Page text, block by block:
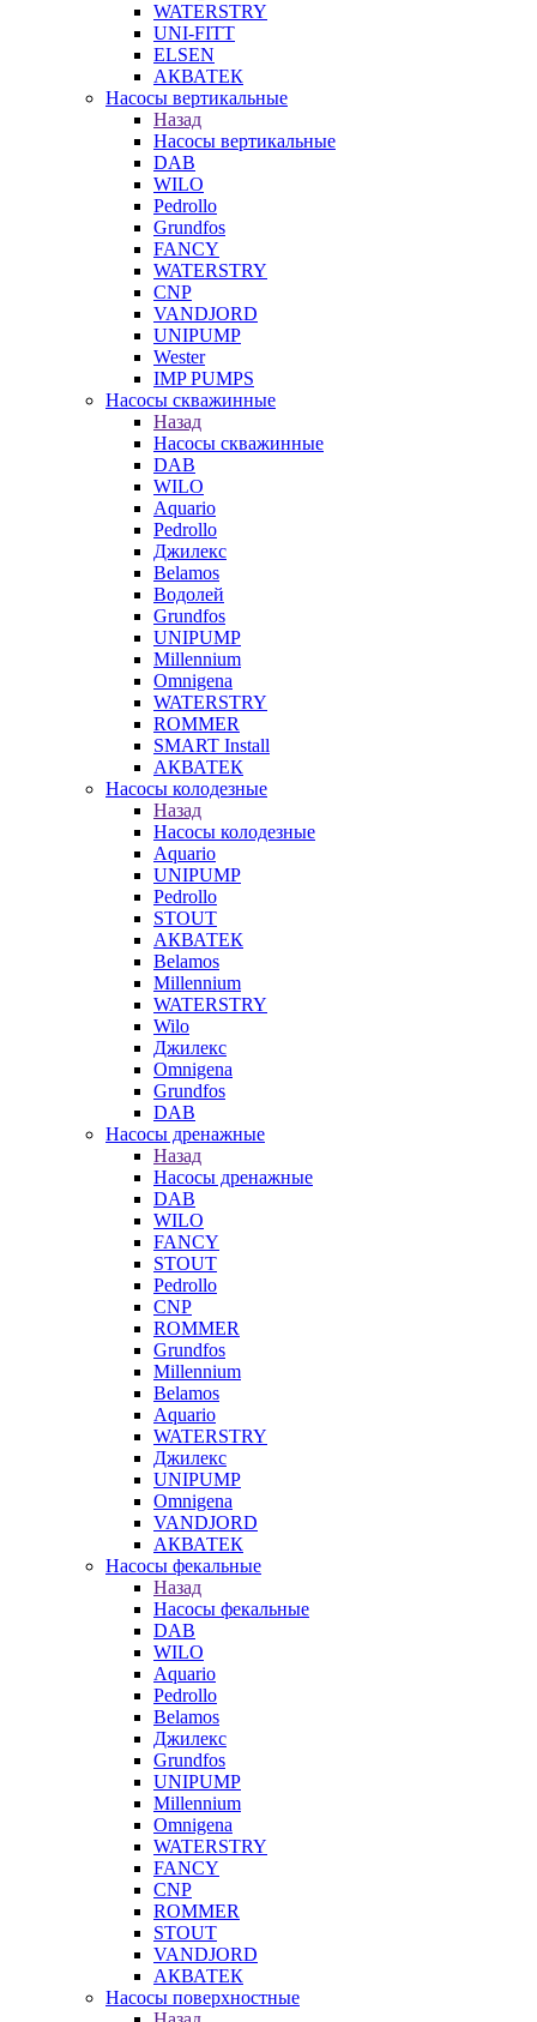
WATERSTRY
UNI-FITT
ELSEN
АКВАТЕК
Насосы вертикальные
Назад
Насосы вертикальные
DAB
WILO
Pedrollo
Grundfos
FANCY
WATERSTRY
CNP
VANDJORD
UNIPUMP
Wester
IMP PUMPS
Насосы скважинные
Назад
Насосы скважинные
DAB
WILO
Aquario
Pedrollo
Джилекс
Belamos
Водолей
Grundfos
UNIPUMP
Millennium
Omnigena
WATERSTRY
ROMMER
SMART Install
АКВАТЕК
Насосы колодезные
Назад
Насосы колодезные
Aquario
UNIPUMP
Pedrollo
STOUT
АКВАТЕК
Belamos
Millennium
WATERSTRY
Wilo
Джилекс
Omnigena
Grundfos
DAB
Насосы дренажные
Назад
Насосы дренажные
DAB
WILO
FANCY
STOUT
Pedrollo
CNP
ROMMER
Grundfos
Millennium
Belamos
Aquario
WATERSTRY
Джилекс
UNIPUMP
Omnigena
VANDJORD
АКВАТЕК
Насосы фекальные
Назад
Насосы фекальные
DAB
WILO
Aquario
Pedrollo
Belamos
Джилекс
Grundfos
UNIPUMP
Millennium
Omnigena
WATERSTRY
FANCY
CNP
ROMMER
STOUT
VANDJORD
АКВАТЕК
Насосы поверхностные